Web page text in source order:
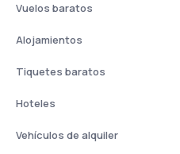
Vuelos baratos
Alojamientos
Tiquetes baratos
Hoteles
Vehículos de alquiler